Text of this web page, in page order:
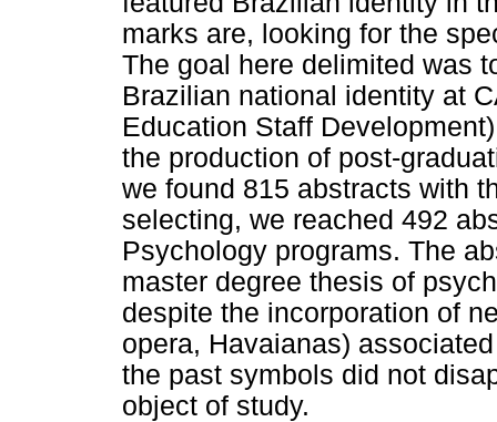
marks are, looking for the
The goal here delimited was
Brazilian national identity at
Education Staff
the production of post-
we found 815 abstracts with
selecting, we reached 492
Psychology programs. The
master degree thesis of
despite the incorporation of
opera, Havaianas)
the past symbols did not
object of study.